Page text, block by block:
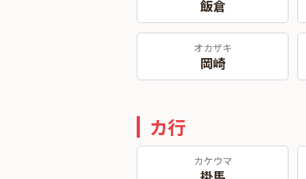
飯倉
オカザキ
岡崎
カ行
カケウマ